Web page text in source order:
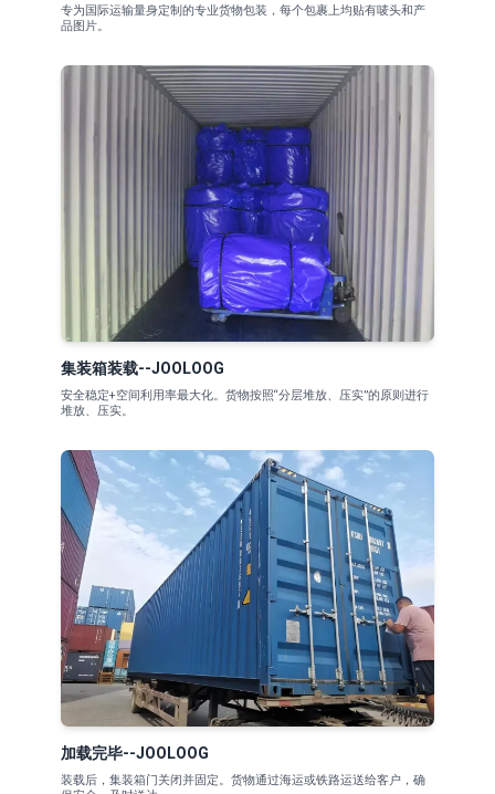
专为国际运输量身定制的专业货物包装，每个包裹上均贴有唛头和产
品图片。
集装箱装载--JOOLOOG
安全稳定+空间利用率最大化。货物按照“分层堆放、压实”的原则进行
堆放、压实。
加载完毕--JOOLOOG
装载后，集装箱门关闭并固定。货物通过海运或铁路运送给客户，确